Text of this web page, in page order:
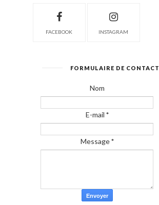
FACEBOOK INSTAGRAM
FORMULAIRE DE CONTACT
Nom
E-mail *
Message*